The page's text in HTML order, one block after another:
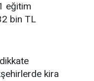
eğitim
bin TL
kira